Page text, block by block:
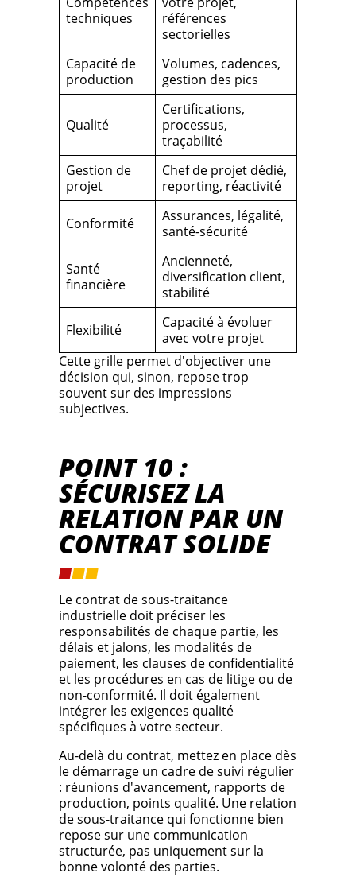
techniques
références
sectorielles
Capacité de
production
Volumes, cadences,
gestion des pics
Qualité
Certifications,
processus,
traçabilité
Gestion de
projet
Chef de projet dédié,
reporting, réactivité
Conformité
Assurances, légalité,
santé-sécurité
Santé
financière
Ancienneté,
diversification client,
stabilité
Flexibilité
Capacité à évoluer
avec votre projet
Cette grille permet d'objectiver une
décision qui, sinon, repose trop
souvent sur des impressions
subjectives.
POINT 10 :
SÉCURISEZ LA
RELATION PAR UN
CONTRAT SOLIDE
Le contrat de sous-traitance
industrielle doit préciser les
responsabilités de chaque partie, les
délais et jalons, les modalités de
paiement, les clauses de confidentialité
et les procédures en cas de litige ou de
non-conformité. Il doit également
intégrer les exigences qualité
spécifiques à votre secteur.
Au-delà du contrat, mettez en place dès
le démarrage un cadre de suivi régulier
: réunions d'avancement, rapports de
production, points qualité. Une relation
de sous-traitance qui fonctionne bien
repose sur une communication
structurée, pas uniquement sur la
bonne volonté des parties.